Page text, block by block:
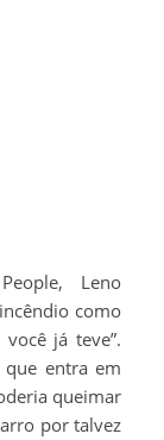
Leno
como
já teve”.
que entra em
queimar
por talvez